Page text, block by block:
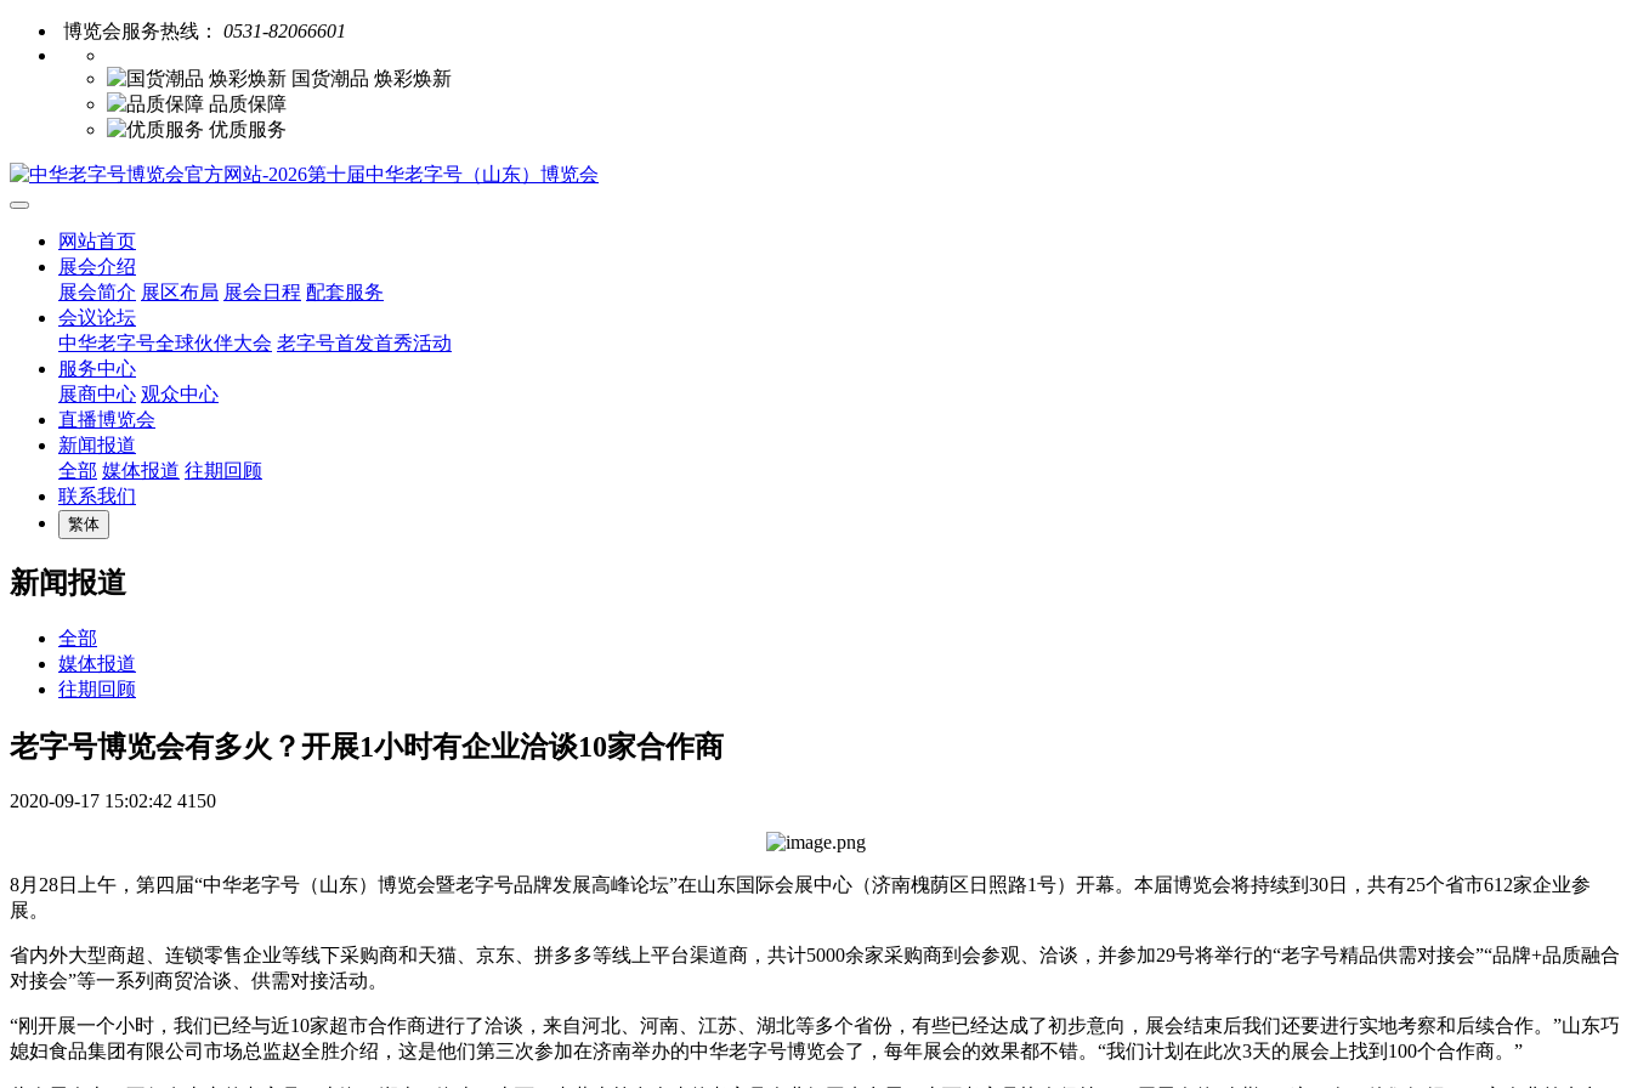
博览会服务热线： 0531-82066601
国货潮品 焕彩焕新
品质保障
优质服务
网站首页
展会介绍
展会简介 展区布局 展会日程 配套服务
会议论坛
中华老字号全球伙伴大会 老字号首发首秀活动
服务中心
展商中心 观众中心
直播博览会
新闻报道
全部 媒体报道 往期回顾
联系我们
繁体
新闻报道
全部
媒体报道
往期回顾
老字号博览会有多火？开展1小时有企业洽谈10家合作商
2020-09-17 15:02:42 4150
8月28日上午，第四届“中华老字号（山东）博览会暨老字号品牌发展高峰论坛”在山东国际会展中心（济南槐荫区日照路1号）开幕。本届博览会将持续到30日，共有25个省市612家企业参
展。
省内外大型商超、连锁零售企业等线下采购商和天猫、京东、拼多多等线上平台渠道商，共计5000余家采购商到会参观、洽谈，并参加29号将举行的“老字号精品供需对接会”“品牌+品质融合
对接会”等一系列商贸洽谈、供需对接活动。
“刚开展一个小时，我们已经与近10家超市合作商进行了洽谈，来自河北、河南、江苏、湖北等多个省份，有些已经达成了初步意向，展会结束后我们还要进行实地考察和后续合作。”山东巧
媳妇食品集团有限公司市场总监赵全胜介绍，这是他们第三次参加在济南举办的中华老字号博览会了，每年展会的效果都不错。“我们计划在此次3天的展会上找到100个合作商。”